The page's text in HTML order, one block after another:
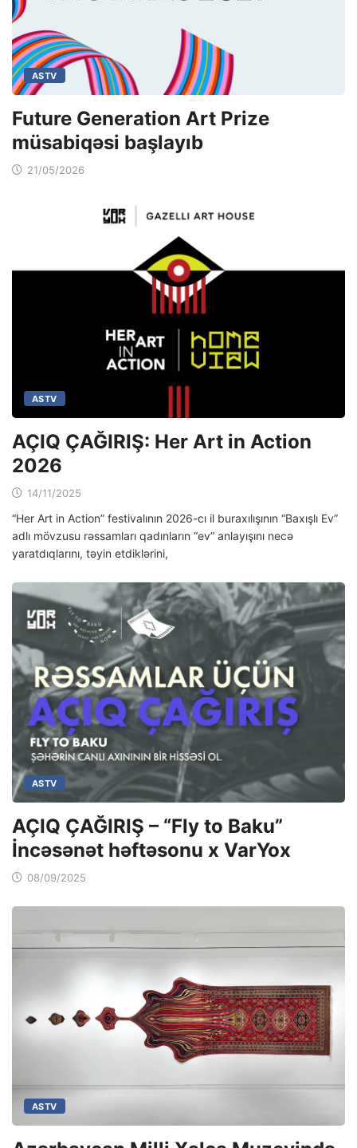
ASTV
Future Generation Art Prize
müsabiqəsi başlayıb
21/05/2026
ASTV
AÇIQ ÇAĞIRIŞ: Her Art in Action
2026
14/11/2025
“Her Art in Action” festivalının 2026-cı il buraxılışının “Baxışlı Ev”
adlı mövzusu rəssamları qadınların “ev” anlayışını necə
yaratdıqlarını, təyin etdiklərini,
ASTV
AÇIQ ÇAĞIRIŞ – “Fly to Baku”
İncəsənət həftəsonu x VarYox
08/09/2025
ASTV